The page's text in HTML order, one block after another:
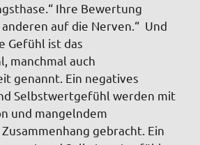
Ihre Bewertung
auf die Nerven.“ Und
Gefühl ist das
manchmal auch
genannt. Ein negatives
Selbstwertgefühl werden mit
und mangelndem
gebracht. Ein